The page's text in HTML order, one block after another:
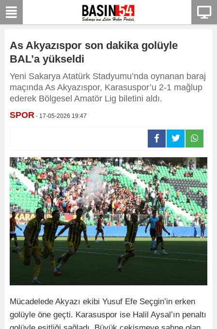
As Akyazıspor son dakika golüyle
BAL’a yükseldi
Yeni Sakarya Atatürk Stadyumu’nda oynanan baraj
maçında As Akyazıspor, Karasuspor’u 2-1 mağlup
ederek Bölgesel Amatör Lig biletini aldı.
SPOR - 17-05-2026 19:47
Mücadelede Akyazı ekibi Yusuf Efe Seçgin’in erken
golüyle öne geçti. Karasuspor ise Halil Aysal’ın penaltı